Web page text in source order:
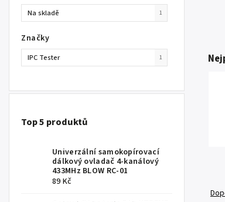
Na skladě 1
Značky
IPC Tester 1
Top 5 produktů
Univerzální samokopírovací
dálkový ovladač 4-kanálový
433MHz BLOW RC-01
89 Kč